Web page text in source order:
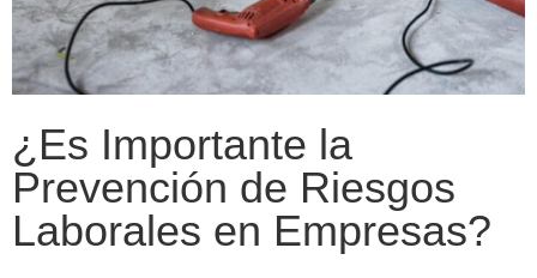
¿Es Importante la
Prevención de Riesgos
Laborales en Empresas?